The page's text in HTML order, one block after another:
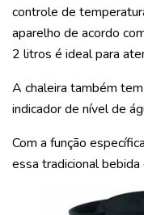
controle de
aparelho de acordo
2 litros é ideal para
A chaleira também
indicador de nível de
Com a função
essa tradicional bebida